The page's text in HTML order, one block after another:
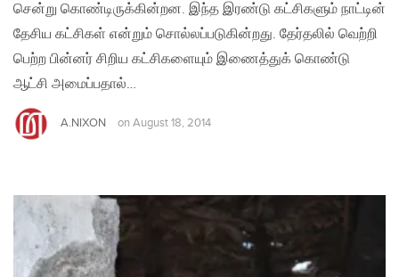
சென்று கொண்டிருக்கின்றன. இந்த இரண்டு கட்சிகளும் நாட்டின்
தேசிய கட்சிகள் என்றும் சொல்லப்படுகின்றது. தேர்தலில் வெற்றி
பெற்ற பின்னர் சிறிய கட்சிகளையும் இணைத்துக் கொண்டு
ஆட்சி அமைப்பதால்…
A.NIXON on August 18, 2014